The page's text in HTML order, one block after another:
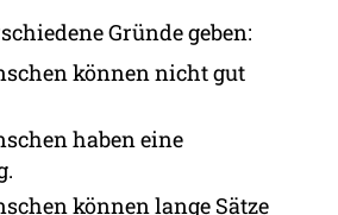
Gründe geben:
können nicht gut
haben eine
können lange Sätze